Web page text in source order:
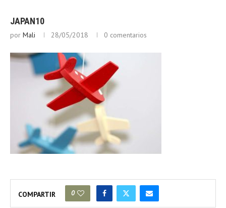
JAPAN10
por Mali 28/05/2018 0 comentarios
COMPARTIR 0